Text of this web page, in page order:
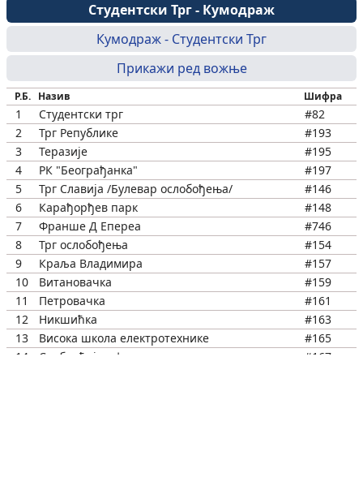
Студентски Трг - Кумодраж
Кумодраж - Студентски Трг
Прикажи ред вожње
Р.Б. Назив Шифра
1 Студентски трг
#82
2
Трг Републике
#193
3
Теразије
#195
4
РК "Београђанка"
#197
5
Трг Славија /Булевар ослобођења/
#146
6
Карађорђев парк
#148
7
Франше Д Епереа
#746
8
Трг ослобођења
#154
9
Краља Владимира
#157
10
Витановачка
#159
11
Петровачка
#161
12
Никшићка
#163
13
Висока школа електротехнике
#165
14
Саобраћајни факултет
#167